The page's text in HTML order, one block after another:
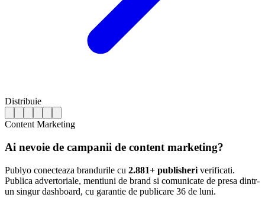
Distribuie
Content Marketing
Ai nevoie de campanii de content marketing?
Publyo conecteaza brandurile cu 2.881+ publisheri verificati.
Publica advertoriale, mentiuni de brand si comunicate de presa dintr-
un singur dashboard, cu garantie de publicare 36 de luni.